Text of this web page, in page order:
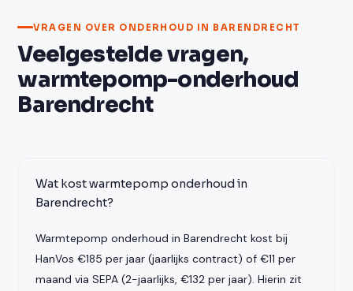
VRAGEN OVER ONDERHOUD IN BARENDRECHT
Veelgestelde vragen,
warmtepomp-onderhoud
Barendrecht
Wat kost warmtepomp onderhoud in
Barendrecht?
Warmtepomp onderhoud in Barendrecht kost bij
HanVos €185 per jaar (jaarlijks contract) of €11 per
maand via SEPA (2-jaarlijks, €132 per jaar). Hierin zit